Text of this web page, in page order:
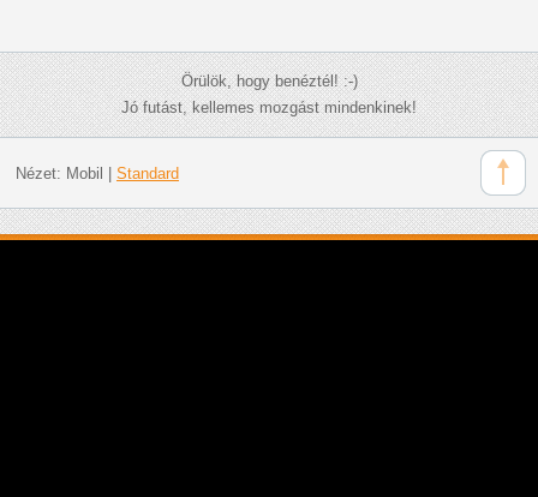
Örülök, hogy benéztél! :-)
Jó futást, kellemes mozgást mindenkinek!
Nézet: Mobil Standard